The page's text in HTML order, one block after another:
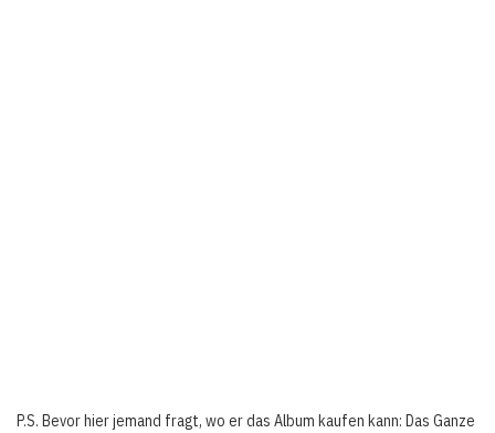
P.S. Bevor hier jemand fragt, wo er das Album kaufen kann: Das Ganze